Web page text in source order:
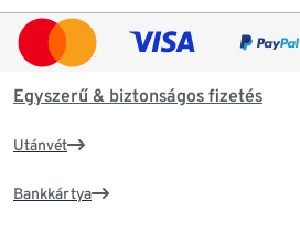
Egyszerű & biztonságos fizetés
Utánvét
Bankkártya